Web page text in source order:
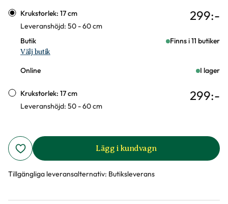
Krukstorlek: 17 cm
Leveranshöjd: 50 - 60 cm
299:-
Butik Finns i 11 butiker
Välj butik
Online I lager
Krukstorlek: 17 cm
Leveranshöjd: 50 - 60 cm
299:-
Lägg i kundvagn
Tillgängliga leveransalternativ: Butiksleverans